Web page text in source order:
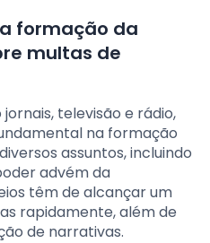
formação da
multas de
televisão e rádio,
na formação
assuntos, incluindo
advém da
têm de alcançar um
rapidamente, além de
de narrativas.